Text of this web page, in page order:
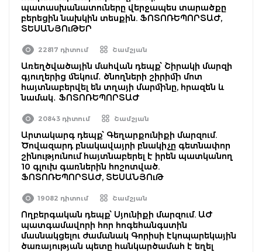
պատասխանատուները վերջապես տարածքը
բերեցին նախկին տեսքին. ՖՈՏՈՌԵՊՈՐՏԱԺ,
ՏԵՍԱՆՅՈւԹԵՐ
22817 դիտում Շամշյան
Առեղծվածային մահվան դեպք՝ Շիրակի մարզի
գյուղերից մեկում․ ծնողների շիրիմի մոտ
հայտնաբերվել են տղայի մարմինը, հրազեն և
նամակ․ ՖՈՏՈՌԵՊՈՐՏԱԺ
20843 դիտում Շամշյան
Արտակարգ դեպք՝ Գեղարքունիքի մարզում.
Ծովազարդ բնակավայրի բնակիչը գետնափոր
շինությունում հայտնաբերել է իրեն պատկանող
10 գլուխ գառներին հոշոտված.
ՖՈՏՈՌԵՊՈՐՏԱԺ, ՏԵՍԱՆՅՈւԹ
19082 դիտում Շամշյան
Ողբերգական դեպք՝ Սյունիքի մարզում. ԱԺ
պատգամավորի հոր հոգեհանգստին
մասնակցելու ժամանակ Գորիսի էկոպարեկային
ծառայության պետը հանկարծամահ է եղել